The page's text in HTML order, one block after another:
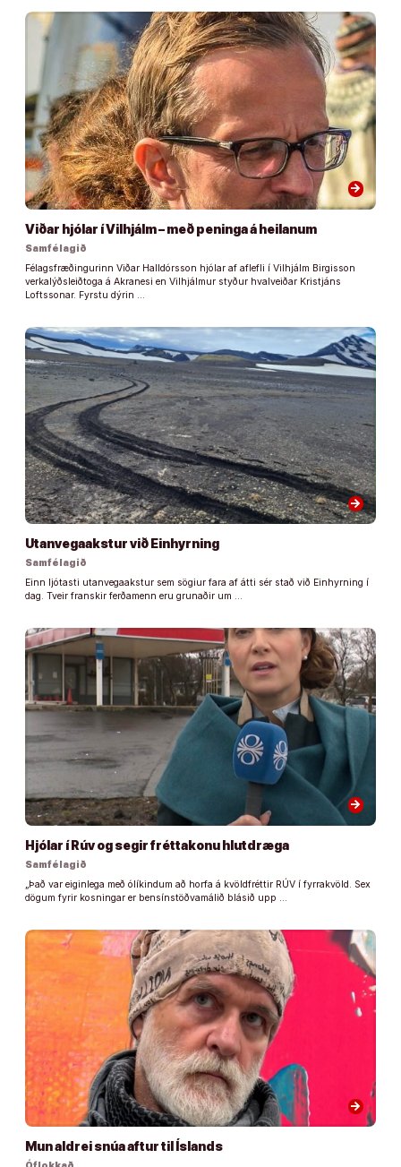
arrow_forward
Viðar hjólar í Vilhjálm – með peninga á heilanum
Samfélagið
Félagsfræðingurinn Viðar Halldórsson hjólar af aflefli í Vilhjálm Birgisson
verkalýðsleiðtoga á Akranesi en Vilhjálmur styður hvalveiðar Kristjáns
Loftssonar. Fyrstu dýrin …
arrow_forward
Utanvegaakstur við Einhyrning
Samfélagið
Einn ljótasti utanvegaakstur sem sögiur fara af átti sér stað við Einhyrning í
dag. Tveir franskir ferðamenn eru grunaðir um …
arrow_forward
Hjólar í Rúv og segir fréttakonu hlutdræga
Samfélagið
„Það var eiginlega með ólíkindum að horfa á kvöldfréttir RÚV í fyrrakvöld. Sex
dögum fyrir kosningar er bensínstöðvamálið blásið upp …
arrow_forward
Mun aldrei snúa aftur til Íslands